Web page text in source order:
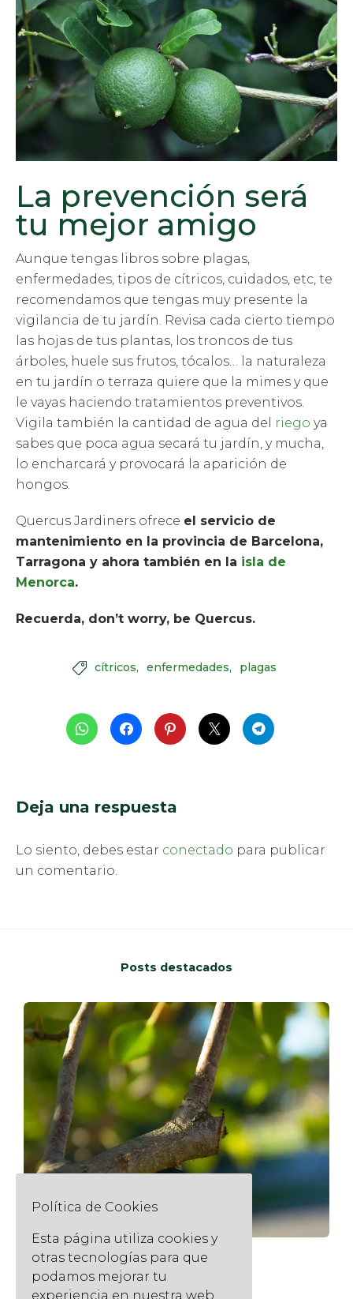
La prevención será
tu mejor amigo
Aunque tengas libros sobre plagas,
enfermedades, tipos de cítricos, cuidados, etc, te
recomendamos que tengas muy presente la
vigilancia de tu jardín. Revisa cada cierto tiempo
las hojas de tus plantas, los troncos de tus
árboles, huele sus frutos, tócalos… la naturaleza
en tu jardín o terraza quiere que la mimes y que
le vayas haciendo tratamientos preventivos.
Vigila también la cantidad de agua del
riego ya
sabes que poca agua secará tu jardín, y mucha,
lo encharcará y provocará la aparición de
hongos.
Quercus Jardiners ofrece el servicio de
mantenimiento en la provincia de Barcelona,
Tarragona y ahora también en la isla de
Menorca.
Recuerda, don’t worry, be Quercus.
 cítricos enfermedades plagas
Deja una respuesta
Lo siento, debes estar conectado para publicar
un comentario.
Posts destacados
Podar en Invierno
9 enero, 2018
Política de Cookies
Esta página utiliza cookies y
otras tecnologías para que
podamos mejorar tu
experiencia en nuestra web.